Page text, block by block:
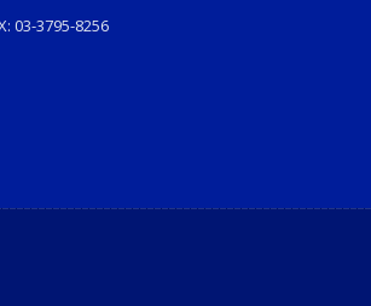
03-3795-8256